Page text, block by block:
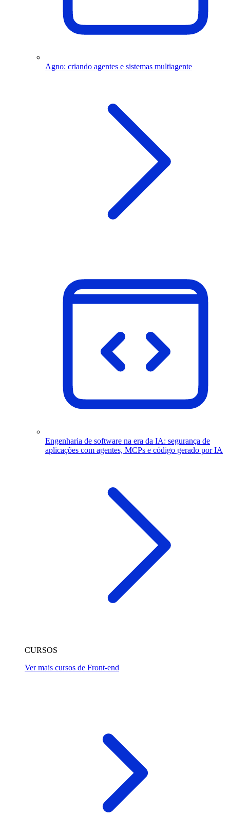
Agno: criando agentes e sistemas multiagente
Engenharia de software na era da IA: segurança de
aplicações com agentes, MCPs e código gerado por IA
CURSOS
Ver mais cursos de Front-end